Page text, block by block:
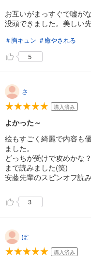
お互いがまっすぐで嘘が
没頭できました。美しい先
＃胸キュン ＃癒やされる
5
さ
購入済み
よかった～
絵もすごく綺麗で内容も
ました。
どっちが受けで攻めかな
まで読みました(笑)
安藤先輩のスピンオフ読
3
ぽ
購入済み